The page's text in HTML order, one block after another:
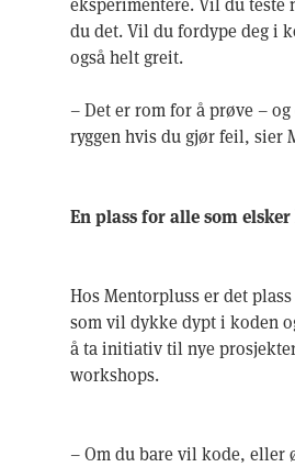
eksperimentere. Vil du teste
du det. Vil du fordype deg i
også helt greit.
– Det er rom for å prøve –
ryggen hvis du gjør feil, sier
En plass for alle som
Hos Mentorpluss er det
som vil dykke dypt i koden
å ta initiativ til nye
workshops.
– Om du bare vil kode, eller